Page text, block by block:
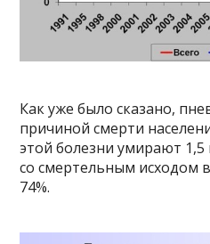
Как уже было сказано,
причиной смерти
этой болезни умирают
со смертельным исходом
74%.